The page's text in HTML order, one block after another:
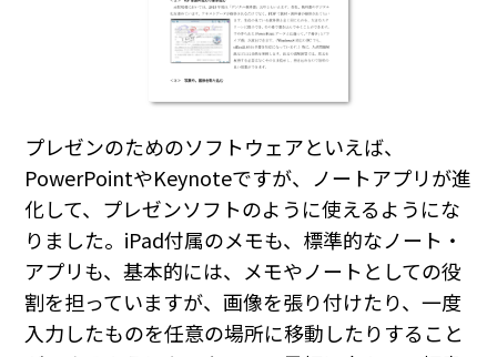
プレゼンのためのソフトウェアといえば、
PowerPointやKeynoteですが、ノートアプリが進
化して、プレゼンソフトのように使えるようにな
りました。iPad付属のメモも、標準的なノート・
アプリも、基本的には、メモやノートとしての役
割を担っていますが、画像を張り付けたり、一度
入力したものを任意の場所に移動したりすること